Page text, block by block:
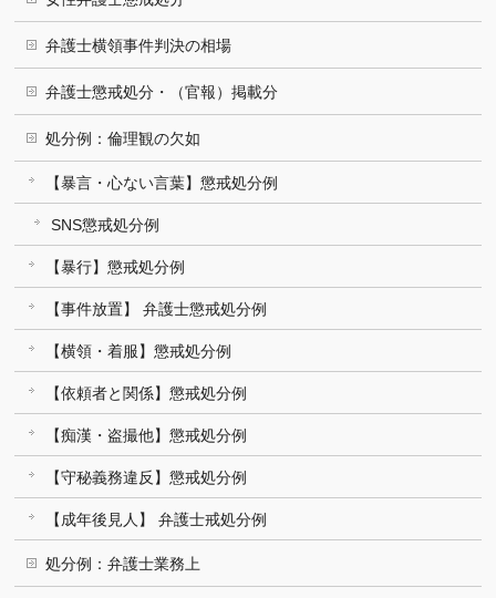
弁護士横領事件判決の相場
弁護士懲戒処分・（官報）掲載分
処分例：倫理観の欠如
【暴言・心ない言葉】懲戒処分例
SNS懲戒処分例
【暴行】懲戒処分例
【事件放置】 弁護士懲戒処分例
【横領・着服】懲戒処分例
【依頼者と関係】懲戒処分例
【痴漢・盗撮他】懲戒処分例
【守秘義務違反】懲戒処分例
【成年後見人】 弁護士戒処分例
処分例：弁護士業務上